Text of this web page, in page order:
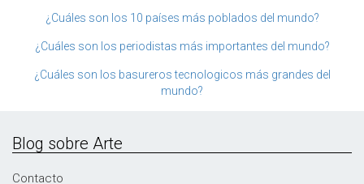
¿Cuáles son los 10 países más poblados del mundo?
¿Cuáles son los periodistas más importantes del mundo?
¿Cuáles son los basureros tecnologicos más grandes del
mundo?
Blog sobre Arte
Contacto